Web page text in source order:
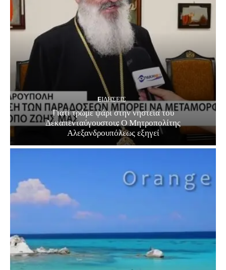
EΙΔΗΣΕΙΣ
Γιατί τρώμε ψάρι στην νηστεία του
Δεκαπενταύγουστου; Ο Μητροπολίτης
Αλεξανδρουπόλεως εξηγεί